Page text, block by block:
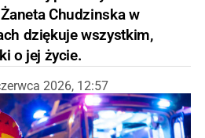
Chudzinska w
dziękuje wszystkim,
o jej życie.
2026, 12:57